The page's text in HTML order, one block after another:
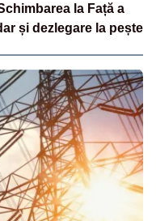
la Față a
și dezlegare la pește